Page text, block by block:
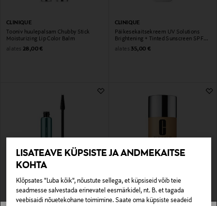
LISATEAVE KÜPSISTE JA ANDMEKAITSE
KOHTA
Klõpsates "Luba kõik", nõustute sellega, et küpsiseid võib teie
seadmesse salvestada erinevatel eesmärkidel, nt. B. et tagada
veebisaidi nõuetekohane toimimine. Saate oma küpsiste seadeid
CLINIQUE
Tooniv huulepalsam Chubby Stick
Moisturizing Lip Color Balm
alates Original Price
28,00 €
CLINIQUE
Päikesekaitsekreem UV Solutions
Brightening + Tinted Sunscreen SPF
50
alates Original Price
35,00 €
CLINIQUE
Ripsmetušš High Impact High-Fi Full
Volume Waterproof Mascara
CLINIQUE
Jumestuskreem Even Better Makeup
Foundation SPF 30